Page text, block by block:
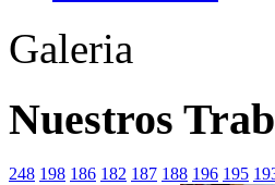
Galeria
Nuestros
248 198 186 182 187 188 196 195